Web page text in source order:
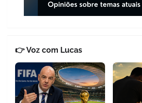
👉 Voz com Lucas